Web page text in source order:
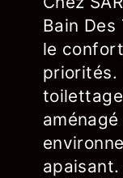
Bain
le
priorités.